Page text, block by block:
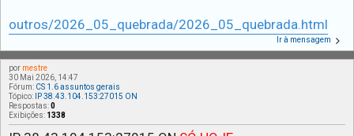
outros/2026_05_quebrada/2026_05_quebrada.html
Ir à mensagem
por mestre
30 Mai 2026, 14:47
Fórum: CS 1.6 assuntos gerais
Tópico:
IP 38.43.104.153:27015 ON
Respostas:0
Exibições: 1338